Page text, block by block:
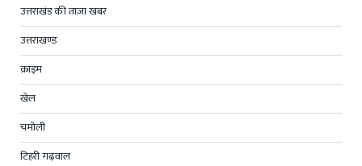
उत्तराखंड की ताज़ा खबर
उत्तराखण्ड
क्राइम
खेल
चमोली
टिहरी गढ़वाल